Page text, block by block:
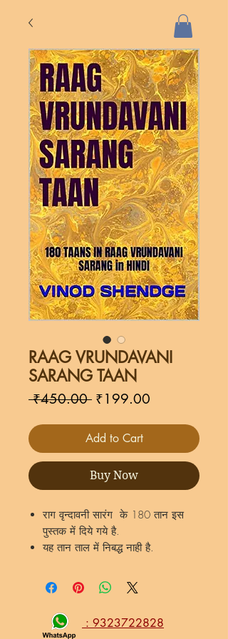
RAAG VRUNDAVANI
SARANG TAAN
₹450.00 Regular
₹199.00
Add to Cart
Buy Now
राग वृन्दावनी सारंग के 180 तान इस
पुस्तक में दिये गये है.
यह तान ताल में निबद्ध नाही है.
राग के प्रक्टिस के लिये यह तान संग्रह
उपयुक्त रहेगा.
यह 16 पेज PDF format eBook ई-बुक
है.
: 9323722828